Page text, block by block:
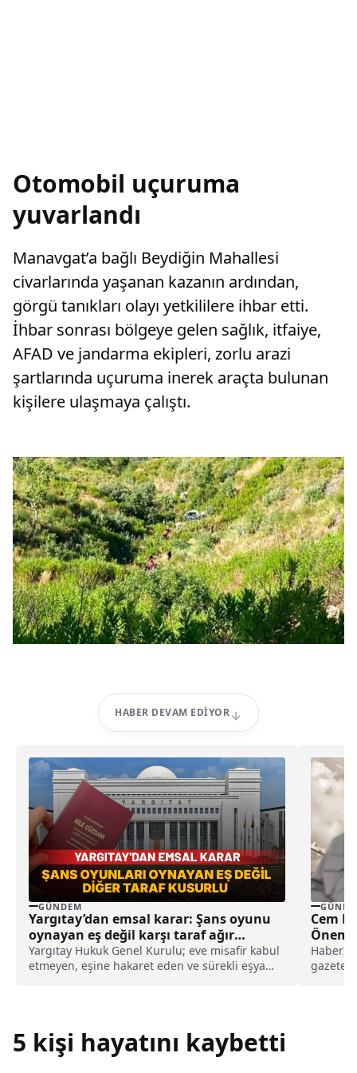
Otomobil uçuruma
yuvarlandı
Manavgat’a bağlı Beydiğin Mahallesi
civarlarında yaşanan kazanın ardından,
görgü tanıkları olayı yetkililere ihbar etti.
İhbar sonrası bölgeye gelen sağlık, itfaiye,
AFAD ve jandarma ekipleri, zorlu arazi
şartlarında uçuruma inerek araçta bulunan
kişilere ulaşmaya çalıştı.
HABER DEVAM EDIYOR
GÜNDEM
Yargıtay’dan emsal karar: Şans oyunu
oynayan eş değil karşı taraf ağır
kusurlu sayıldı
Yargıtay Hukuk Genel Kurulu; eve misafir kabul
etmeyen, eşine hakaret eden ve sürekli eşya
Cem
HaberX
5 kişi hayatını kaybetti